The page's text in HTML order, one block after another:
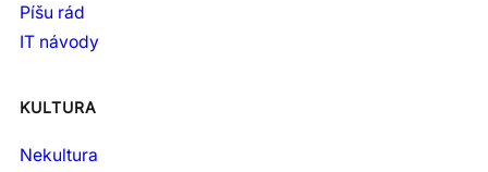
Píšu rád
IT návody
KULTURA
Nekultura